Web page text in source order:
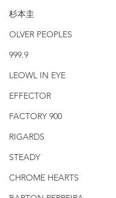
杉本圭
OLVER PEOPLES
999.9
LEOWL IN EYE
EFFECTOR
FACTORY 900
RIGARDS
STEADY
CHROME HEARTS